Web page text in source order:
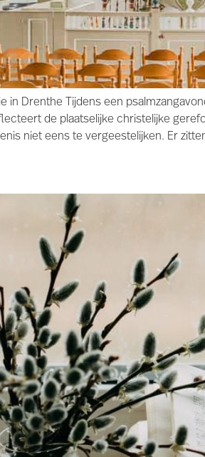
in Drenthe Tijdens een
de plaatselijke christelijke
niet eens te vergeestelijken. Er